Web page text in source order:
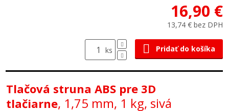
16,90 €
13,74 € bez DPH
ks Pridať do košíka
Tlačová struna ABS pre 3D
tlačiarne, 1,75 mm, 1 kg, sivá